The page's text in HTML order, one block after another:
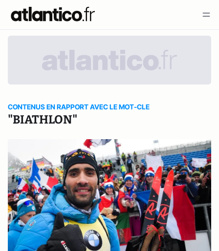
CONTENUS EN RAPPORT AVEC LE MOT-CLE
"BIATHLON"